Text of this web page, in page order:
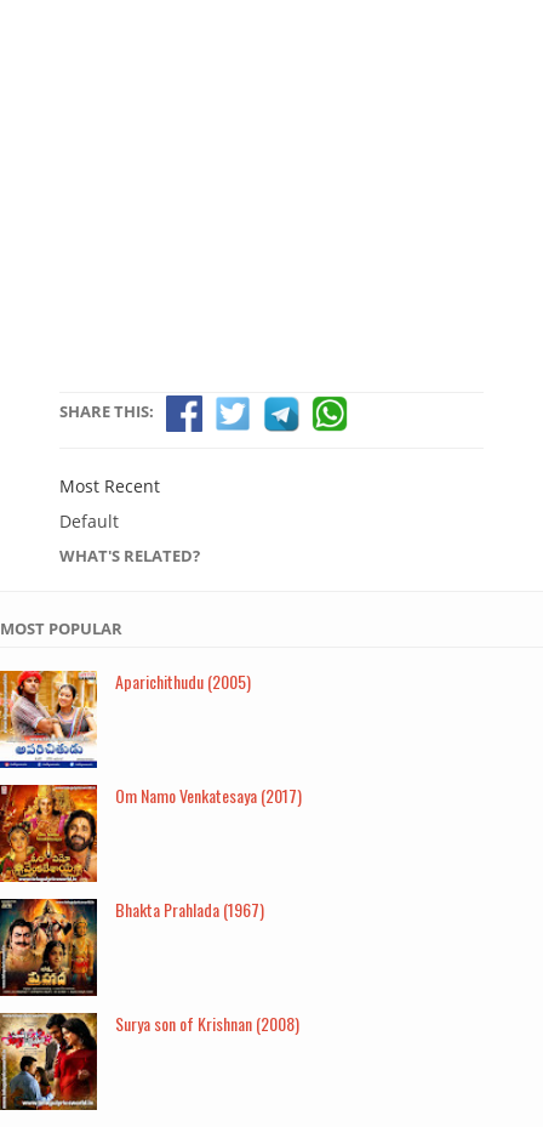
SHARE THIS:
Most Recent
Default
WHAT'S RELATED?
MOST POPULAR
Aparichithudu (2005)
Om Namo Venkatesaya (2017)
Bhakta Prahlada (1967)
Surya son of Krishnan (2008)